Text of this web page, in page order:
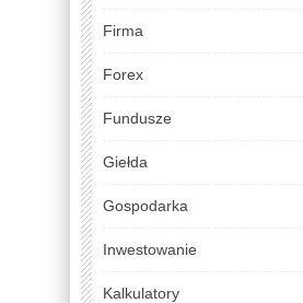
Firma
Forex
Fundusze
Giełda
Gospodarka
Inwestowanie
Kalkulatory